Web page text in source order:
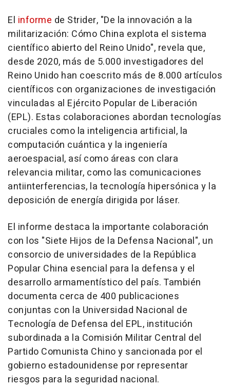
El informe de Strider, "De la innovación a la
militarización: Cómo China explota el sistema
científico abierto del Reino Unido", revela que,
desde 2020, más de 5.000 investigadores del
Reino Unido han coescrito más de 8.000 artículos
científicos con organizaciones de investigación
vinculadas al Ejército Popular de Liberación
(EPL). Estas colaboraciones abordan tecnologías
cruciales como la inteligencia artificial, la
computación cuántica y la ingeniería
aeroespacial, así como áreas con clara
relevancia militar, como las comunicaciones
antiinterferencias, la tecnología hipersónica y la
deposición de energía dirigida por láser.
El informe destaca la importante colaboración
con los "Siete Hijos de la Defensa Nacional", un
consorcio de universidades de la República
Popular China esencial para la defensa y el
desarrollo armamentístico del país. También
documenta cerca de 400 publicaciones
conjuntas con la Universidad Nacional de
Tecnología de Defensa del EPL, institución
subordinada a la Comisión Militar Central del
Partido Comunista Chino y sancionada por el
gobierno estadounidense por representar
riesgos para la seguridad nacional.